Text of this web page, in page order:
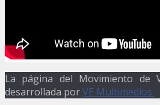
La página del Movimiento de
desarrollada porVE Multimedios